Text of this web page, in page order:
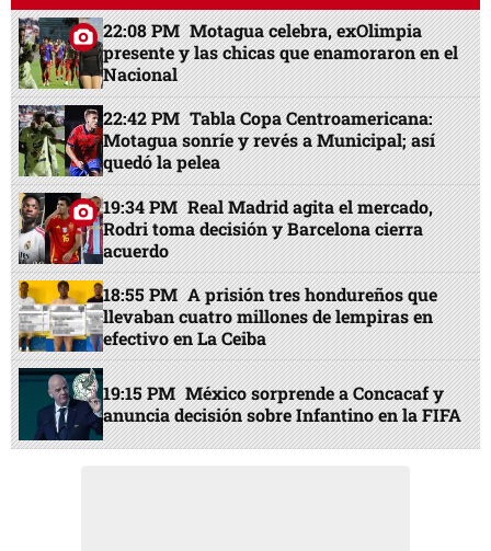
22:08 PM Motagua celebra, exOlimpia
presente y las chicas que enamoraron en el
Nacional
22:42 PM Tabla Copa Centroamericana:
Motagua sonríe y revés a Municipal; así
quedó la pelea
19:34 PM Real Madrid agita el mercado,
Rodri toma decisión y Barcelona cierra
acuerdo
18:55 PM A prisión tres hondureños que
llevaban cuatro millones de lempiras en
efectivo en La Ceiba
19:15 PM México sorprende a Concacaf y
anuncia decisión sobre Infantino en la FIFA